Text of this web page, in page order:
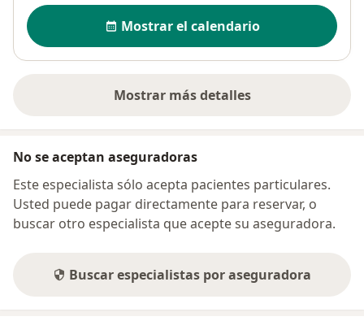
Disponibilidad
Mostrar el calendario
Mostrar más detalles
sobre la dirección
No se aceptan aseguradoras
Este especialista sólo acepta pacientes particulares.
Usted puede pagar directamente para reservar, o
buscar otro especialista que acepte su aseguradora.
Buscar especialistas por aseguradora